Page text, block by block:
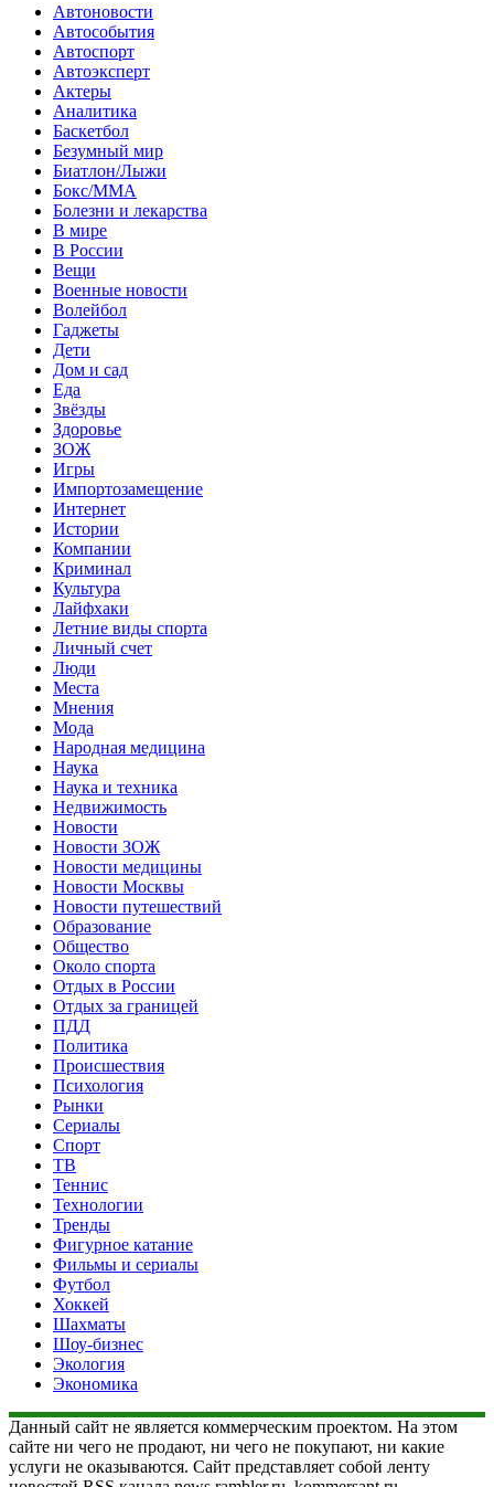
Автоновости
Автособытия
Автоспорт
Автоэксперт
Актеры
Аналитика
Баскетбол
Безумный мир
Биатлон/Лыжи
Бокс/MMA
Болезни и лекарства
В мире
В России
Вещи
Военные новости
Волейбол
Гаджеты
Дети
Дом и сад
Еда
Звёзды
Здоровье
ЗОЖ
Игры
Импортозамещение
Интернет
Истории
Компании
Криминал
Культура
Лайфхаки
Летние виды спорта
Личный счет
Люди
Места
Мнения
Мода
Народная медицина
Наука
Наука и техника
Недвижимость
Новости
Новости ЗОЖ
Новости медицины
Новости Москвы
Новости путешествий
Образование
Общество
Около спорта
Отдых в России
Отдых за границей
ПДД
Политика
Происшествия
Психология
Рынки
Сериалы
Спорт
ТВ
Теннис
Технологии
Тренды
Фигурное катание
Фильмы и сериалы
Футбол
Хоккей
Шахматы
Шоу-бизнес
Экология
Экономика
Данный сайт не является коммерческим проектом. На этом
сайте ни чего не продают, ни чего не покупают, ни какие
услуги не оказываются. Сайт представляет собой ленту